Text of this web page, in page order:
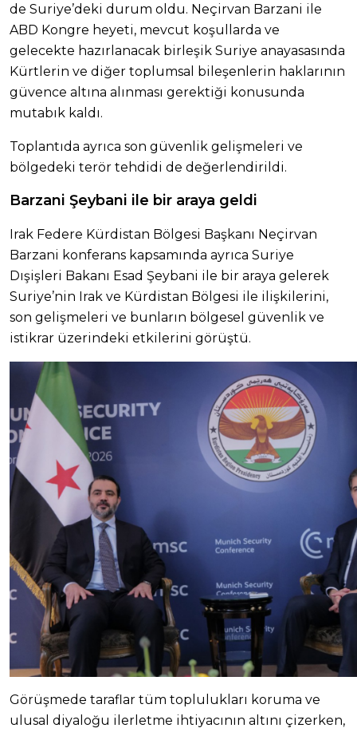
de Suriye’deki durum oldu. Neçirvan Barzani ile
ABD Kongre heyeti, mevcut koşullarda ve
gelecekte hazırlanacak birleşik Suriye anayasasında
Kürtlerin ve diğer toplumsal bileşenlerin haklarının
güvence altına alınması gerektiği konusunda
mutabık kaldı.
Toplantıda ayrıca son güvenlik gelişmeleri ve
bölgedeki terör tehdidi de değerlendirildi.
Barzani Şeybani ile bir araya geldi
Irak Federe Kürdistan Bölgesi Başkanı Neçirvan
Barzani konferans kapsamında ayrıca Suriye
Dışişleri Bakanı Esad Şeybani ile bir araya gelerek
Suriye’nin Irak ve Kürdistan Bölgesi ile ilişkilerini,
son gelişmeleri ve bunların bölgesel güvenlik ve
istikrar üzerindeki etkilerini görüştü.
Görüşmede taraflar tüm toplulukları koruma ve
ulusal diyaloğu ilerletme ihtiyacının altını çizerken,